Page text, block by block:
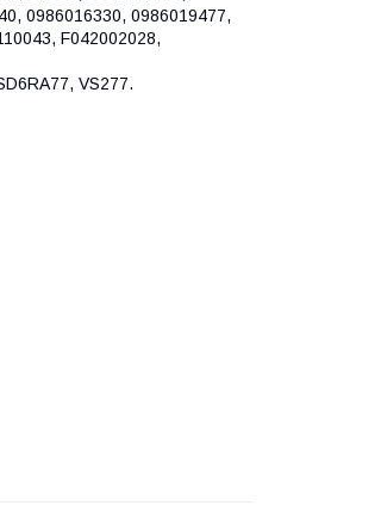
0986016330, 0986019477,
F042002028,
VS277.